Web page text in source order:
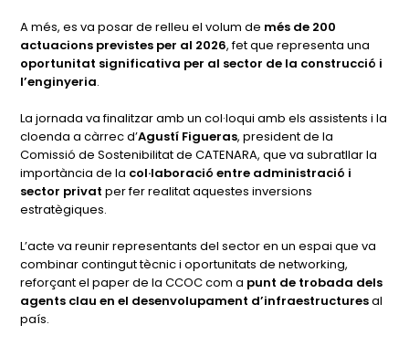
A més, es va posar de relleu el volum de més de 200
actuacions previstes per al 2026, fet que representa una
oportunitat significativa per al sector de la construcció i
l’enginyeria.
La jornada va finalitzar amb un col·loqui amb els assistents i la
cloenda a càrrec d’Agustí Figueras, president de la
Comissió de Sostenibilitat de CATENARA, que va subratllar la
importància de la col·laboració entre administració i
sector privat per fer realitat aquestes inversions
estratègiques.
L’acte va reunir representants del sector en un espai que va
combinar contingut tècnic i oportunitats de networking,
reforçant el paper de la CCOC com a punt de trobada dels
agents clau en el desenvolupament d’infraestructuresal
país.